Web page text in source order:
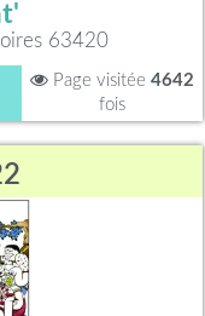
63420
Page visitée 4642
fois